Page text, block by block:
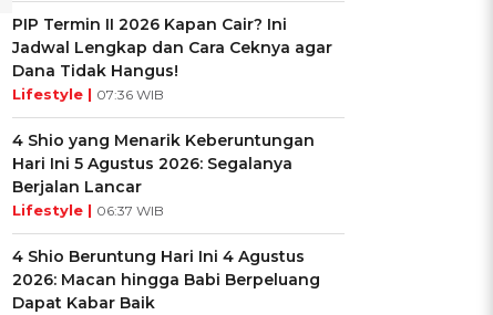
PIP Termin II 2026 Kapan Cair? Ini
Jadwal Lengkap dan Cara Ceknya agar
Dana Tidak Hangus!
Lifestyle | 07:36 WIB
4 Shio yang Menarik Keberuntungan
Hari Ini 5 Agustus 2026: Segalanya
Berjalan Lancar
Lifestyle | 06:37 WIB
4 Shio Beruntung Hari Ini 4 Agustus
2026: Macan hingga Babi Berpeluang
Dapat Kabar Baik